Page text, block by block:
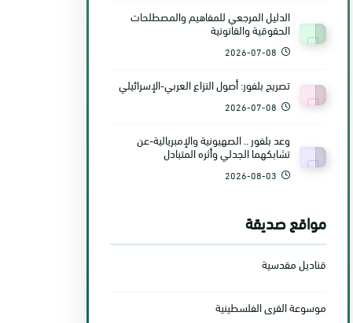
الدليل المرجعي للمفاهيم والمصطلحات
الحقوقية والقانونية
2026-07-08
تصريح بلفور: أصول النزاع العربي-الإسرائيلي
2026-07-08
وعد بلفور .. الصهيونية والإمبريالية-عن
تشابكهما الجدلي وأثره المتبادل
2026-08-03
مواقع صديقة
قناديل مقدسية
موسوعة القرى الفلسطينية